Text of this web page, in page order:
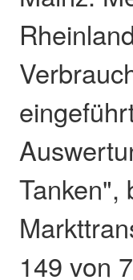
Tanken",
149 von